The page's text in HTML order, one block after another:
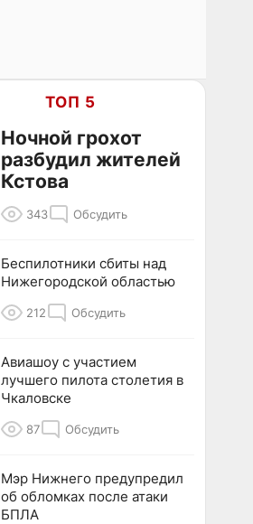
ТОП 5
Ночной грохот
разбудил жителей
Кстова
343 Обсудить
Беспилотники сбиты над
Нижегородской областью
212 Обсудить
Авиашоу с участием
лучшего пилота столетия в
Чкаловске
87 Обсудить
Мэр Нижнего предупредил
об обломках после атаки
БПЛА